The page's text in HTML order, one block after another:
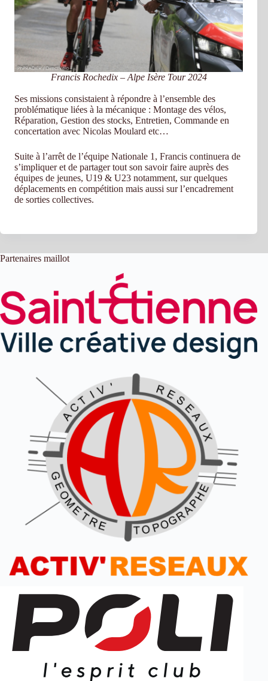
Francis Rochedix – Alpe Isère Tour 2024
Ses missions consistaient à répondre à l’ensemble des
problématique liées à la mécanique : Montage des vélos,
Réparation, Gestion des stocks, Entretien, Commande en
concertation avec Nicolas Moulard etc…
Suite à l’arrêt de l’équipe Nationale 1, Francis continuera de
s’impliquer et de partager tout son savoir faire auprès des
équipes de jeunes, U19 & U23 notamment, sur quelques
déplacements en compétition mais aussi sur l’encadrement
de sorties collectives.
Partenaires maillot